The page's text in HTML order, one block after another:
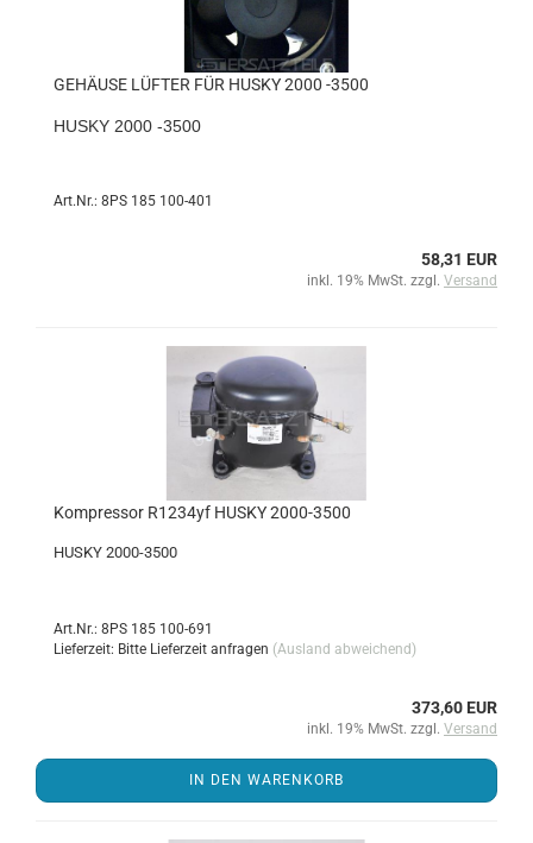
GE­HÄU­SE LÜF­TER FÜR HUSKY 2000 -3500
HUSKY 2000 -3500
Art.Nr.: 8PS 185 100-401
58,31 EUR
inkl. 19% MwSt. zzgl. Versand
Kom­pres­sor R1234yf HUSKY 2000-​3500
HUSKY 2000-​3500
Art.Nr.: 8PS 185 100-691
Lieferzeit: Bitte Lieferzeit anfragen (Ausland abweichend)
373,60 EUR
inkl. 19% MwSt. zzgl. Versand
IN DEN WARENKORB